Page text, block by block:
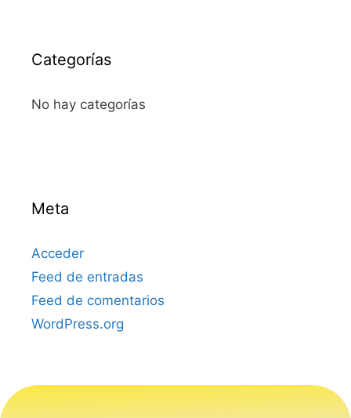
Categorías
No hay categorías
Meta
Acceder
Feed de entradas
Feed de comentarios
WordPress.org